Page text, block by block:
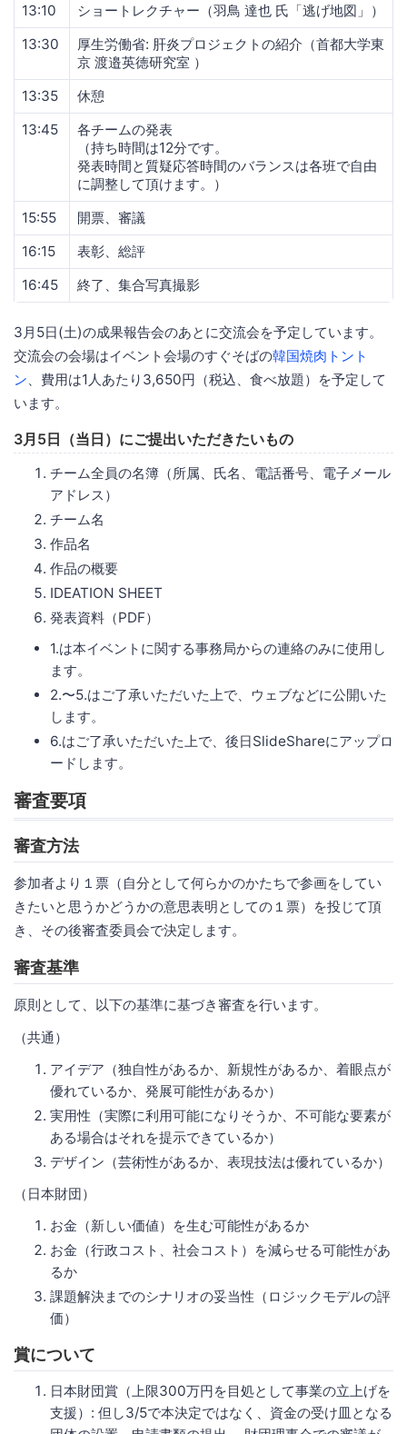
13:10
ショートレクチャー（羽鳥 達也 氏「逃げ地図」）
13:30
厚生労働省: 肝炎プロジェクトの紹介（首都大学東
京 渡邉英徳研究室 ）
13:35
休憩
13:45
各チームの発表
（持ち時間は12分です。
発表時間と質疑応答時間のバランスは各班で自由
に調整して頂けます。）
15:55
開票、審議
16:15
表彰、総評
16:45
終了、集合写真撮影
3月5日(土)の成果報告会のあとに交流会を予定しています。
交流会の会場はイベント会場のすぐそばの韓国焼肉トント
ン 、費用は1人あたり3,650円（税込、食べ放題）を予定して
います。
3月5日（当日）にご提出いただきたいもの
チーム全員の名簿（所属、氏名、電話番号、電子メール
アドレス）
チーム名
作品名
作品の概要
IDEATION SHEET
発表資料（PDF）
1.は本イベントに関する事務局からの連絡のみに使用し
ます。
2.〜5.はご了承いただいた上で、ウェブなどに公開いた
します。
6.はご了承いただいた上で、後日SlideShareにアップロ
ードします。
審査要項
審査方法
参加者より１票（自分として何らかのかたちで参画をしてい
きたいと思うかどうかの意思表明としての１票）を投じて頂
き、その後審査委員会で決定します。
審査基準
原則として、以下の基準に基づき審査を行います。
（共通）
アイデア（独自性があるか、新規性があるか、着眼点が
優れているか、発展可能性があるか）
実用性（実際に利用可能になりそうか、不可能な要素が
ある場合はそれを提示できているか）
デザイン（芸術性があるか、表現技法は優れているか）
（日本財団）
お金（新しい価値）を生む可能性があるか
お金（行政コスト、社会コスト）を減らせる可能性があ
るか
課題解決までのシナリオの妥当性（ロジックモデルの評
価）
賞について
日本財団賞（上限300万円を目処として事業の立上げを
支援）: 但し3/5で本決定ではなく、資金の受け皿となる